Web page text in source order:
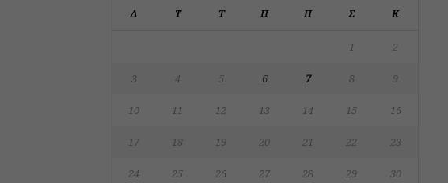
Δ Τ Τ Π Π Σ Κ
1 2
3 4 5 6 7 8 9
10 11 12 13 14 15 16
17 18 19 20 21 22 23
24 25 26 27 28 29 30